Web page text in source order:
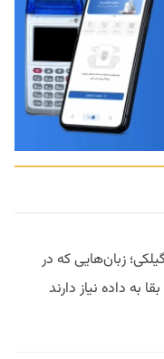
زبان‌هایی که در
داده نیاز دارند